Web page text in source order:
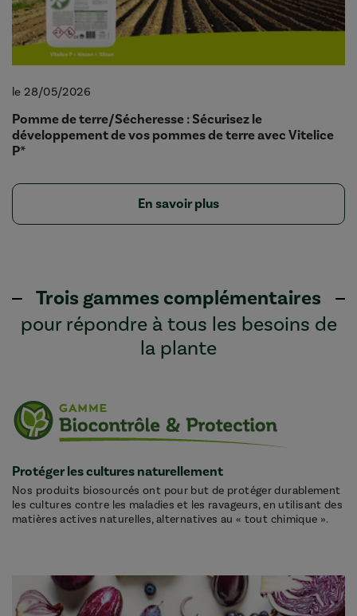
le 28/05/2026
Pomme de terre/Sécheresse : Sécurisez le
développement de vos pommes de terre avec Vitelice
P*
En savoir plus
Trois gammes complémentaires
pour répondre à tous les besoins de
la plante
Protéger les cultures naturellement
Nos produits biosourcés ont pour but de protéger durablement
les cultures contre les maladies et les ravageurs, en utilisant des
matières actives naturelles, alternatives au « tout chimique ».